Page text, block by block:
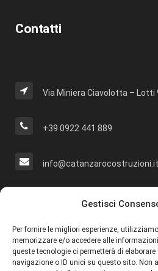
Gestisci
Per fornire le migliori esperienze,
memorizzare e/o accedere alle
queste tecnologie ci permetterà di
navigazione o ID unici su questo sito. Non
Contatti
Via Miniera Ciavolotta – Lotti
+39 0922 441 889
info@catanzarocostruzioni.it
Cerca Nel Sito